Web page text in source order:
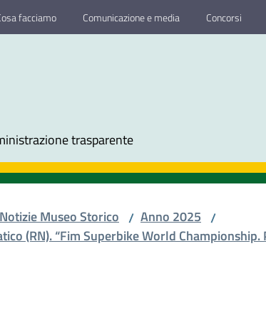
facciamo Comunicazione e media Concorsi
trasparente
Notizie Museo Storico / Anno 2025 /
(RN). “Fim Superbike World